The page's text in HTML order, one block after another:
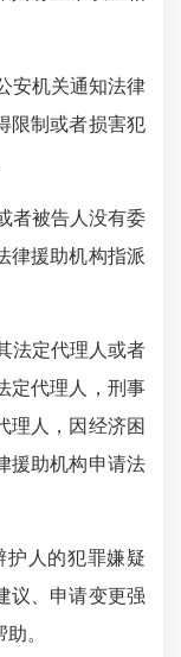
安机关通知法律
限制或者损害犯
者被告人没有委
律援助机构指派
法定代理人或者
定代理人，刑事
理人，因经济困
援助机构申请法
护人的犯罪嫌疑
议、申请变更强
。